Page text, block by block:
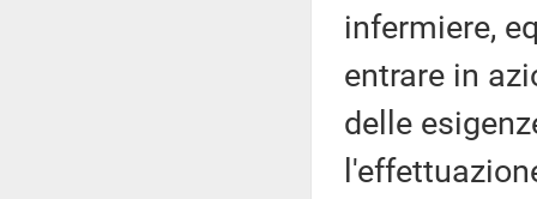
infermiere,
entrare in
delle